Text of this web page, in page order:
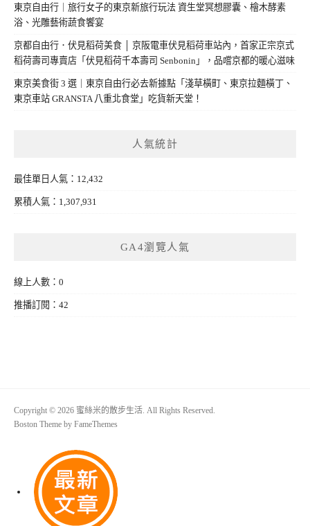
東京自由行｜旅行女子的東京新旅行玩法 資生堂冥想膠囊、檜木酵素
浴、光雕藝術蔬食饗宴
京都自由行．伏見稻荷美食 │ 京阪電車伏見稻荷車站內，首家正宗京式
稻荷壽司專賣店「伏見稻荷千本壽司 Senbonin」，品嚐京都的暖心滋味
東京美食街 3 選｜東京自由行必去新據點「淺草橫町、東京拉麵橫丁、
東京車站 GRANSTA 八重北食堂」吃貨新天堂！
人氣統計
最佳單日人氣：12,432
累積人氣：1,307,931
GA4瀏覽人氣
線上人數：0
推播訂閱：42
Copyright © 2026 蜜絲米的散步生活. All Rights Reserved.
Boston Theme by FameThemes